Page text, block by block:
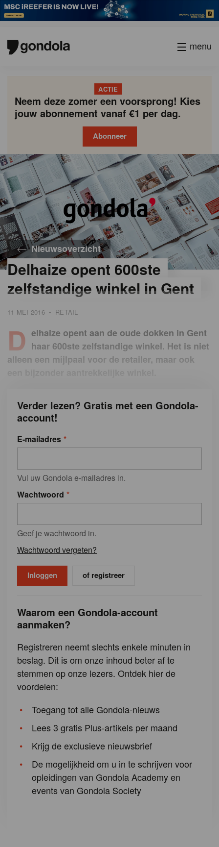
menu
ACTIE
Neem deze zomer een voorsprong! Kies
jouw abonnement vanaf €1 per dag.
Abonneer
Nieuwsoverzicht
Delhaize opent 600ste
zelfstandige winkel in Gent
11 MEI 2016 • RETAIL
D elhaize opent aan de oude dokken in Gent
haar 600ste zelfstandige winkel. Het is niet
alleen een mijlpaal voor de retailer, maar ook
Verder lezen? Gratis met een Gondola-
account!
E-mailadres
Vul uw Gondola e-mailadres in.
Wachtwoord
Geef je wachtwoord in.
Wachtwoord vergeten?
of registreer
Waarom een Gondola-account
aanmaken?
Registreren neemt slechts enkele minuten in
beslag. Dit is om onze inhoud beter af te
stemmen op onze lezers. Ontdek hier de
voordelen:
Toegang tot alle Gondola-nieuws
Lees 3 gratis Plus-artikels per maand
Krijg de exclusieve nieuwsbrief
De mogelijkheid om u in te schrijven voor
opleidingen van Gondola Academy en
events van Gondola Society
Gondola
academy
Gondola
society